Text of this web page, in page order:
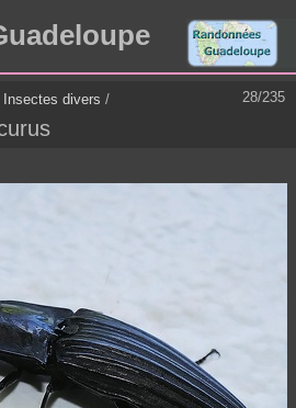
28/235
Insectes divers /